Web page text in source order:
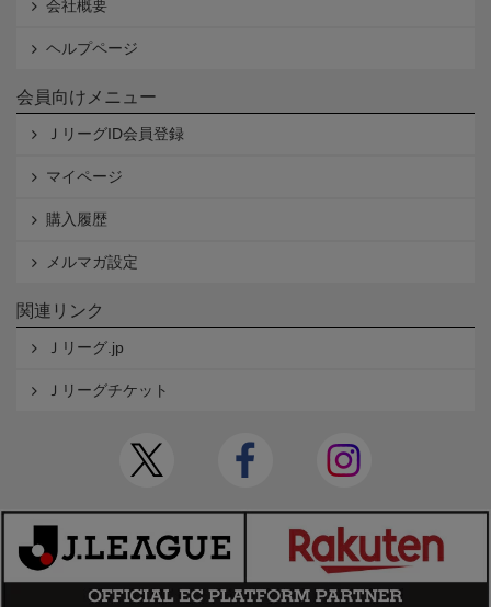
会社概要
ヘルプページ
会員向けメニュー
ＪリーグID会員登録
マイページ
購入履歴
メルマガ設定
関連リンク
Ｊリーグ.jp
Ｊリーグチケット